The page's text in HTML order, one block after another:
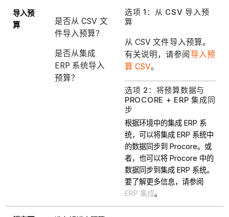
导入预
算
是否从 CSV 文
件导入预算？
是否从集成
ERP 系统导入
预算？
选项 1：从 CSV 导入预
算
从 CSV 文件导入预算。
有关说明，请参阅 导入预
算 CSV。
选项 2：将预算数据与
PROCORE + ERP 集成同
步
根据环境中的集成 ERP 系
统，可以将集成 ERP 系统中
的数据同步到 Procore。或
者，也可以将 Procore 中的
数据同步到集成 ERP 系统。
要了解更多信息，请参阅
ERP 集成。